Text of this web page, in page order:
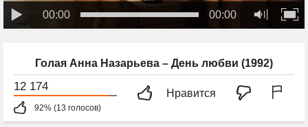
00:00 00:00
Голая Анна Назарьева – День любви (1992)
12 174
92% (13 голосов)
Нравится